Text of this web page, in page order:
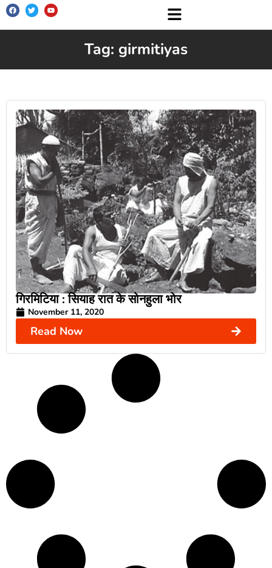
Tag: girmitiyas
गिरमिटिया : सियाह रात के सोनहुला भोर
November 11, 2020
Read Now